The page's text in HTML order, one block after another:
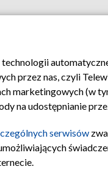
Moje zgody
przez nas, czyli
marketingowych (w
na udostępnianie
serwisów